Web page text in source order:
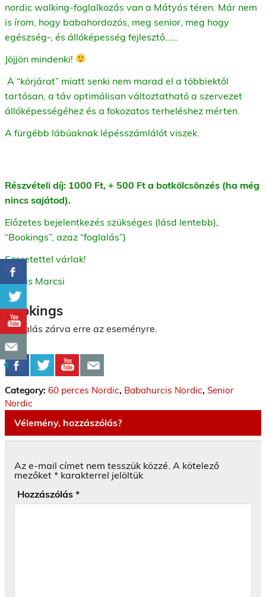
nordic walking-foglalkozás van a Mátyás téren. Már nem
is írom, hogy babahordozós, meg senior, meg hogy
egészség-, és állóképesség fejlesztő……
Jöjjön mindenki!
A “körjárat” miatt senki nem marad el a többiektől
tartósan, a táv optimálisan változtatható a szervezet
állóképességéhez és a fokozatos terheléshez mérten.
A fürgébb lábúaknak lépésszámlálót viszek.
Részvételi díj: 1000 Ft, + 500 Ft a botkölcsönzés (ha még
nincs sajátod).
Előzetes bejelentkezés szükséges (lásd lentebb),
“Bookings”, azaz “foglalás”)
Szeretettel várlak!
Kocsis Marcsi
Bookings
Foglalás zárva erre az eseményre.
Category: 60 perces Nordic, Babahurcis Nordic, Senior
Nordic
Vélemény, hozzászólás?
Az e-mail címet nem tesszük közzé. A kötelező
mezőket * karakterrel jelöltük
Hozzászólás *